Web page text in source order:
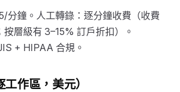
分鐘。人工轉錄：逐分鐘收費（收費
層級有 3–15% 訂戶折扣）。
+ HIPAA 合規。
作區，美元）